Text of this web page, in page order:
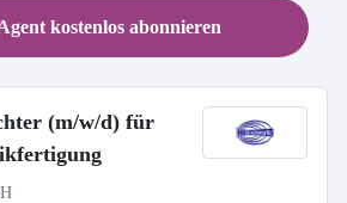
kostenlos abonnieren
(m/w/d) für